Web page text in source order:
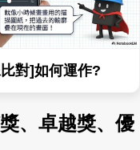
梯]Wi-Fi喚醒如何
、卓越獎、優